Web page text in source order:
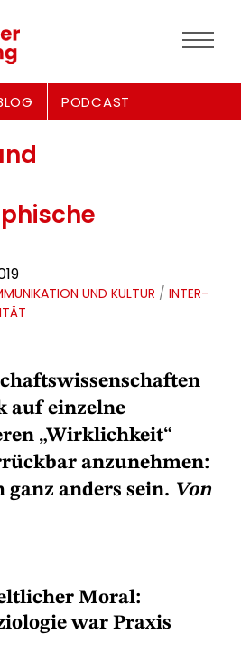
PODCAST
UND KULTUR / INTER-
auf einzelne
„Wirklichkeit“
anzunehmen:
ganz anders sein. Von
Moral:
war Praxis